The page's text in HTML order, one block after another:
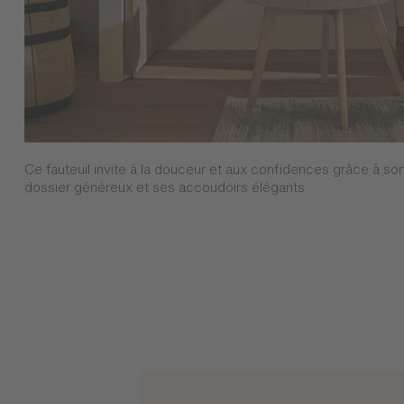
Ce fauteuil invite à la douceur et aux confidences grâce à
dossier généreux et ses accoudoirs élégants.